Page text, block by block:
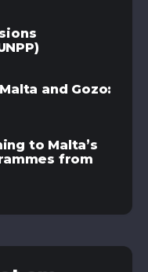
and Gozo:
to Malta’s
from